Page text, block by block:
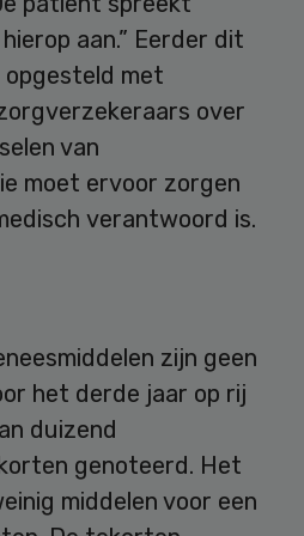
aan.” Eerder dit
opgesteld met
over
van
moet ervoor zorgen
verantwoord is.
zijn geen
het derde jaar op rij
duizend
genoteerd. Het
middelen voor een